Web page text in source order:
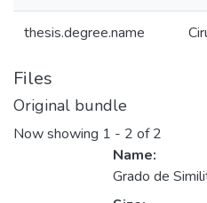
thesis.degree.name
Files
Original bundle
Now showing 1 - 2 of 2
Name:
Grado de